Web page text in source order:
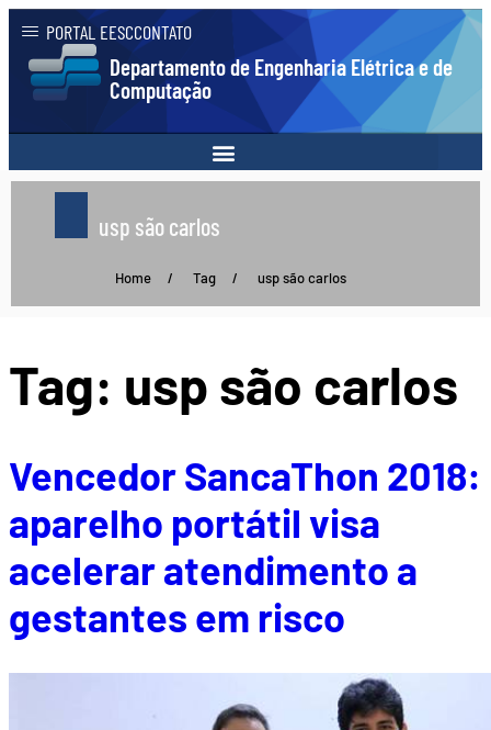
Departamento de Engenharia Elétrica e de
Computação
PORTAL EESCCONTATO
usp são carlos
Home / Tag / usp são carlos
Tag: usp são carlos
Vencedor SancaThon 2018:
aparelho portátil visa
acelerar atendimento a
gestantes em risco